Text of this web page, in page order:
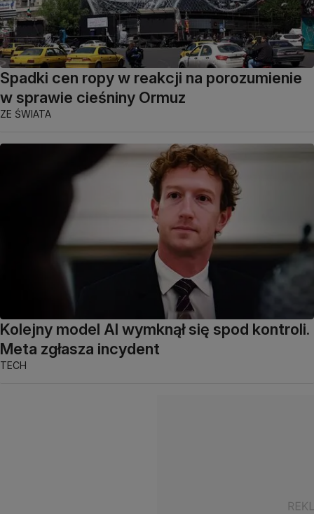
Spadki cen ropy w reakcji na porozumienie
w sprawie cieśniny Ormuz
ZE ŚWIATA
Kolejny model AI wymknął się spod kontroli.
Meta zgłasza incydent
TECH